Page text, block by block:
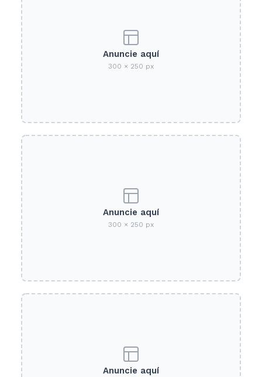
Anuncie aquí
300 × 250 px
Anuncie aquí
300 × 250 px
Anuncie aquí